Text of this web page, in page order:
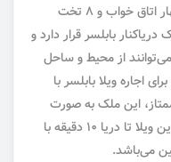
به وسعت ۳۰۰ متر، انتخابی بی‌نظیر با چهار اتاق خواب و ۸ تخت
بابلسر قرار دارد و
از محیط و ساحل
اجاره ویلا بابلسر با
این ملک به صورت
کاملاً دربست اجاره داده می‌شود. فاصله این ویلا تا دریا ۱۰ دقیقه با
می‌باشد.